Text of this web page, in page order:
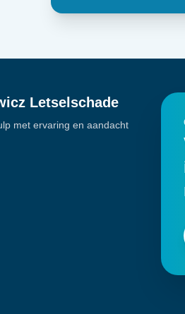
Letselschade
met ervaring en aandacht